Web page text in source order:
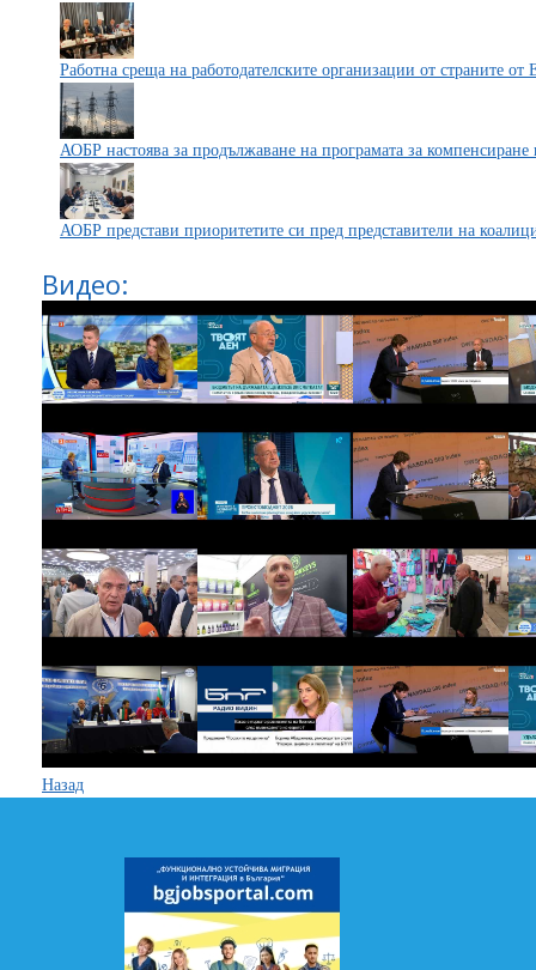
Работна среща на работодателските организации от страните
АОБР настоява за продължаване на програмата за
АОБР представи приоритетите си пред представители на
Видео:
Назад